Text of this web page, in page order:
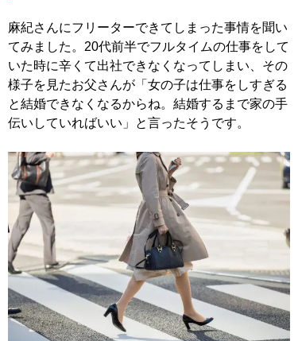
麻紀さんにフリーターできてしまった事情を聞い
てみました。20代前半でフルタイムの仕事をして
いた時に辛くて出社できなくなってしまい、その
様子を見たお父さんが「女の子は仕事をしすぎる
と結婚できなくなるからね。結婚するまで家の手
伝いしていればいい」と言ったそうです。